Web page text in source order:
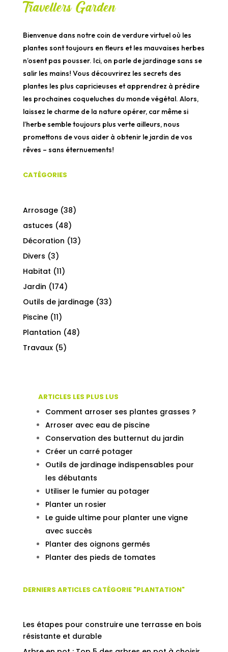
Bienvenue dans notre coin de verdure virtuel où les
plantes sont toujours en fleurs et les mauvaises herbes
n’osent pas pousser. Ici, on parle de jardinage sans se
salir les mains! Vous découvrirez les secrets des
plantes les plus capricieuses et apprendrez à prédire
les prochaines coqueluches du monde végétal. Alors,
laissez le charme de la nature opérer, car même si
l’herbe semble toujours plus verte ailleurs, nous
promettons de vous aider à obtenir le jardin de vos
rêves – sans éternuements!
CATÉGORIES
Arrosage(38)
astuces (48)
Décoration (13)
Divers (3)
Habitat (11)
Jardin (174)
Outils de jardinage(33)
Piscine(11)
Plantation (48)
Travaux(5)
ARTICLES LES PLUS LUS
Comment arroser ses plantes grasses ?
Arroser avec eau de piscine
Conservation des butternut du jardin
Créer un carré potager
Outils de jardinage indispensables pour
les débutants
Utiliser le fumier au potager
Planter un rosier
Le guide ultime pour planter une vigne
avec succès
Planter des oignons germés
Planter des pieds de tomates
DERNIERS ARTICLES CATÉGORIE "PLANTATION"
Les étapes pour construire une terrasse en bois
résistante et durable